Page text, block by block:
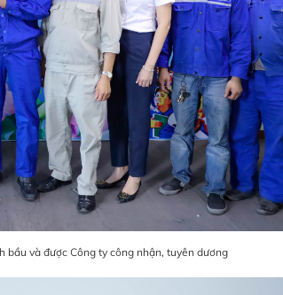
bầu và được Công ty công nhận, tuyên dương